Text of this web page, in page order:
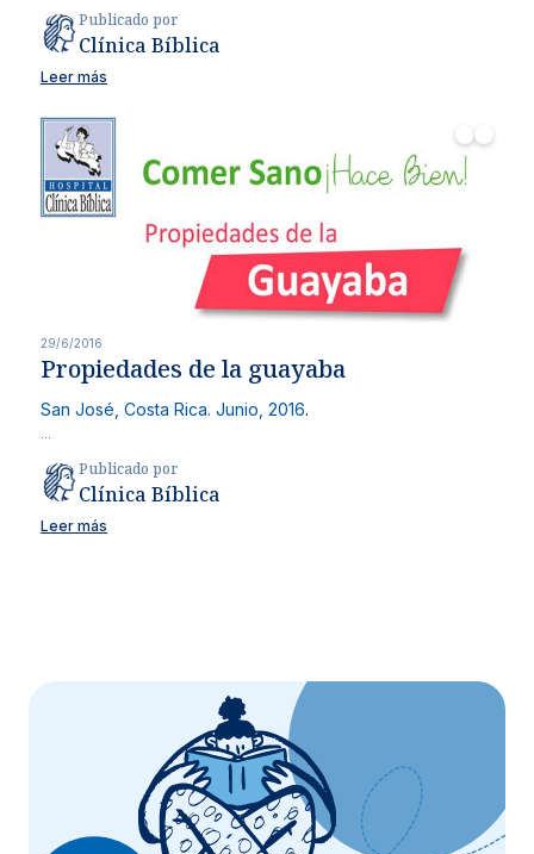
Publicado por
Clínica Bíblica
Leer más
29/6/2016
Propiedades de la guayaba
San José, Costa Rica. Junio, 2016.
Publicado por
Clínica Bíblica
Leer más